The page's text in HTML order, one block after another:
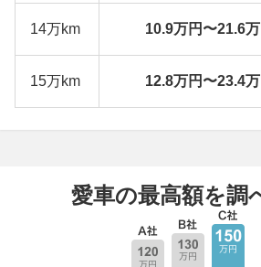
14万km 10.9万円〜21.6万
15万km 12.8万円〜23.4万
愛車の最高額を調